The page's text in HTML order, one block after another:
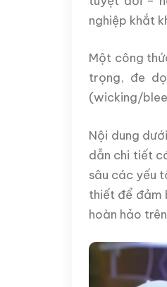
nghiệp khắt
Một công
trọng, đe
(wicking/
Nội dung
dẫn chi tiết
sâu các yếu
thiết để đảm
hoàn hảo